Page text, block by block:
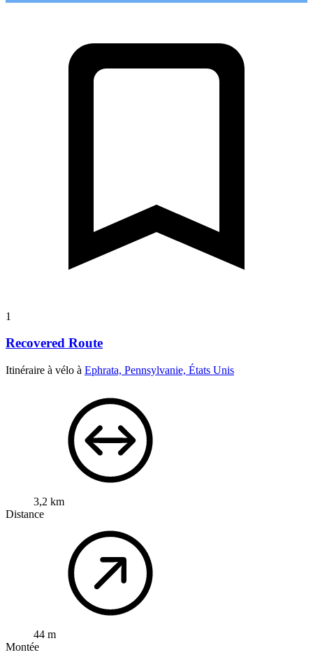
1
Recovered Route
Itinéraire à vélo à Ephrata, Pennsylvanie, États Unis
3,2 km
Distance
44 m
Montée